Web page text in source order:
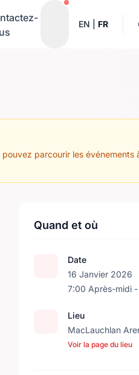
Notifications
EN FR
parcourir les événements
Quand et où
Date
16 Janvier 2026
7:00 Après-midi
Lieu
MacLauchlan
Voir la page du lieu